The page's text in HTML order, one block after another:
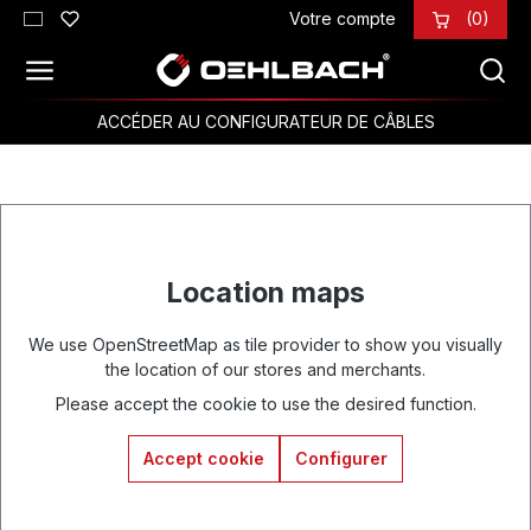
Passer au contenu principal Votre compte (0)
ACCÉDER AU CONFIGURATEUR DE CÂBLES
Location maps
We use OpenStreetMap as tile provider to show you visually
the location of our stores and merchants.
Please accept the cookie to use the desired function.
Accept cookie Configurer